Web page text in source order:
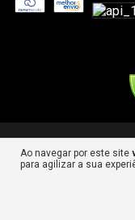
Ao navegar por este site
para agilizar a sua
Copyright NB